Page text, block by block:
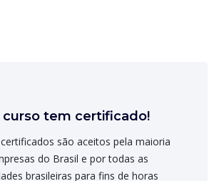
curso tem certificado!
são aceitos pela maioria
do Brasil e por todas as
brasileiras para fins de horas